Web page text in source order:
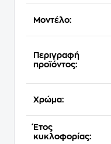
Μοντέλο:
Περιγραφή
προϊόντος:
Χρώμα:
Έτος
κυκλοφορίας: